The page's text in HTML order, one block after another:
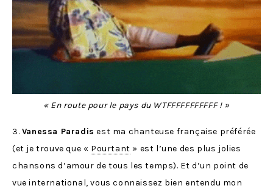
« En route pour le pays du WTFFFFFFFFFFF ! »
3. Vanessa Paradis est ma chanteuse française préférée
(et je trouve que « Pourtant » est l’une des plus jolies
chansons d’amour de tous les temps). Et d’un point de
vue international, vous connaissez bien entendu mon